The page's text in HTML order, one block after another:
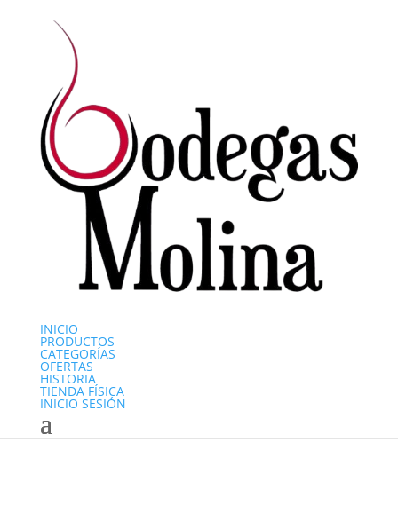
INICIO
PRODUCTOS
CATEGORÍAS
OFERTAS
HISTORIA
TIENDA FÍSICA
INICIO SESIÓN